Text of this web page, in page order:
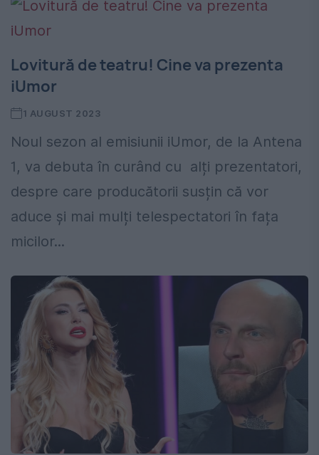
Lovitură de teatru! Cine va prezenta
iUmor
1 AUGUST 2023
Noul sezon al emisiunii iUmor, de la Antena
1, va debuta în curând cu alți prezentatori,
despre care producătorii susțin că vor
aduce și mai mulți telespectatori în fața
micilor...